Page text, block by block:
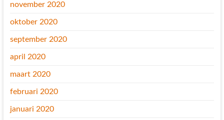
november 2020
oktober 2020
september 2020
april 2020
maart 2020
februari 2020
januari 2020